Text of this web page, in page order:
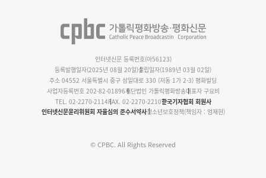
인터넷신문 등록번호(아56123)
등록발행일자(2025년 08월 20일)설립일자(1989년 03월 02일)
주소 04552 서울특별시 중구 삼일대로 330 (저동 1가 2-3) 평화빌딩
사업자등록번호 202-82-01896재단법인 가톨릭평화방송대표자 구요비
TEL. 02-2270-2114FAX. 02-2270-2210한국기자협회 회원사
인터넷신문윤리위원회 자율심의 준수서약사청소년보호정책(책임자 : 엄재현)
© CPBC. All Rights Reserved